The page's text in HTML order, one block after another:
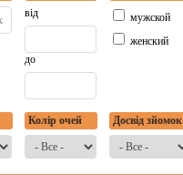
від
до
мужской
женский
Колір очей Досвід зйомок